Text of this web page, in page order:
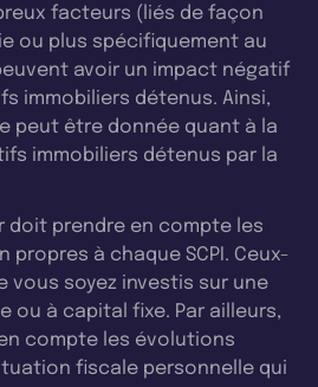
facteurs (liés de façon
ou plus spécifiquement au
avoir un impact négatif
immobiliers détenus. Ainsi,
peut être donnée quant à la
immobiliers détenus par la
doit prendre en compte les
à chaque SCPI. Ceux-
vous soyez investis sur une
ou à capital fixe. Par ailleurs,
compte les évolutions
fiscale personnelle qui